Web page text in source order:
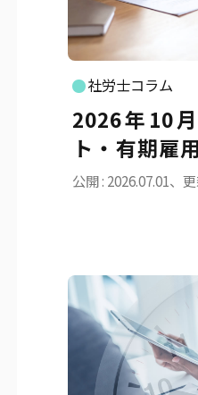
社労士コラム
2026年10
ト・有期雇
等の改正と
公開 : 2026.07.01、